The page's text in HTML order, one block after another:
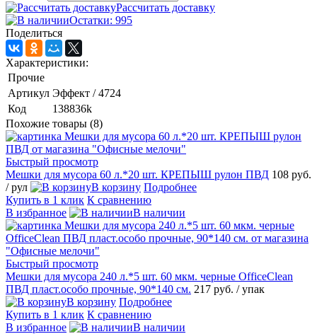
Рассчитать доставку
Остатки: 995
Поделиться
Характеристики:
Прочие
Артикул Эффект / 4724
Код
138836k
Похожие товары (8)
Быстрый просмотр
Мешки для мусора 60 л.*20 шт. КРЕПЫШ рулон ПВД 108 руб.
/ рул
В корзину Подробнее
Купить в 1 клик К сравнению
В избранное
В наличии
Быстрый просмотр
Мешки для мусора 240 л.*5 шт. 60 мкм. черные OfficeClean
ПВД пласт.особо прочные, 90*140 см. 217 руб. / упак
В корзину Подробнее
Купить в 1 клик К сравнению
В избранное
В наличии